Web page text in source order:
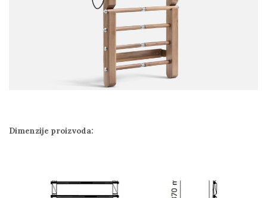
Dimenzije proizvoda: